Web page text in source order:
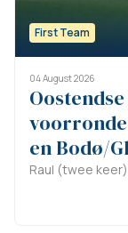
zichtbaar,
rond het veld.
First Team
04 August 2026
voorronde
en Bodø/
Raul (twee